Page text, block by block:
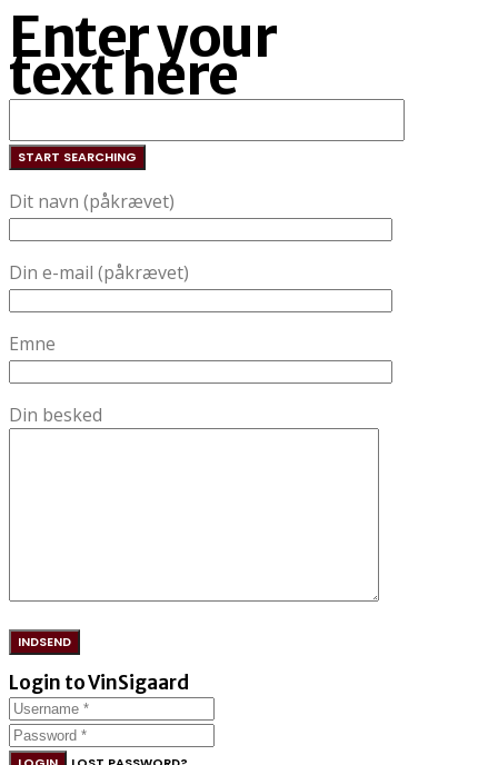
Enter your
text here
Dit navn (påkrævet)
Din e-mail (påkrævet)
Emne
Din besked
Login to VinSigaard